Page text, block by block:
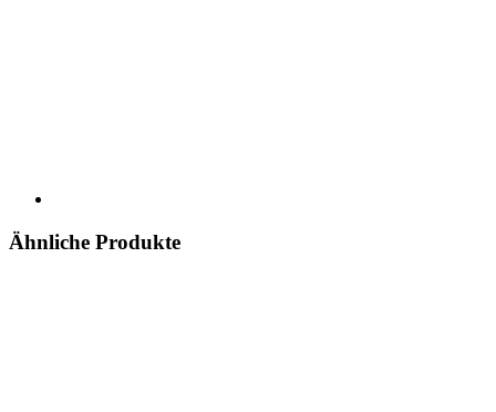
Ähnliche Produkte